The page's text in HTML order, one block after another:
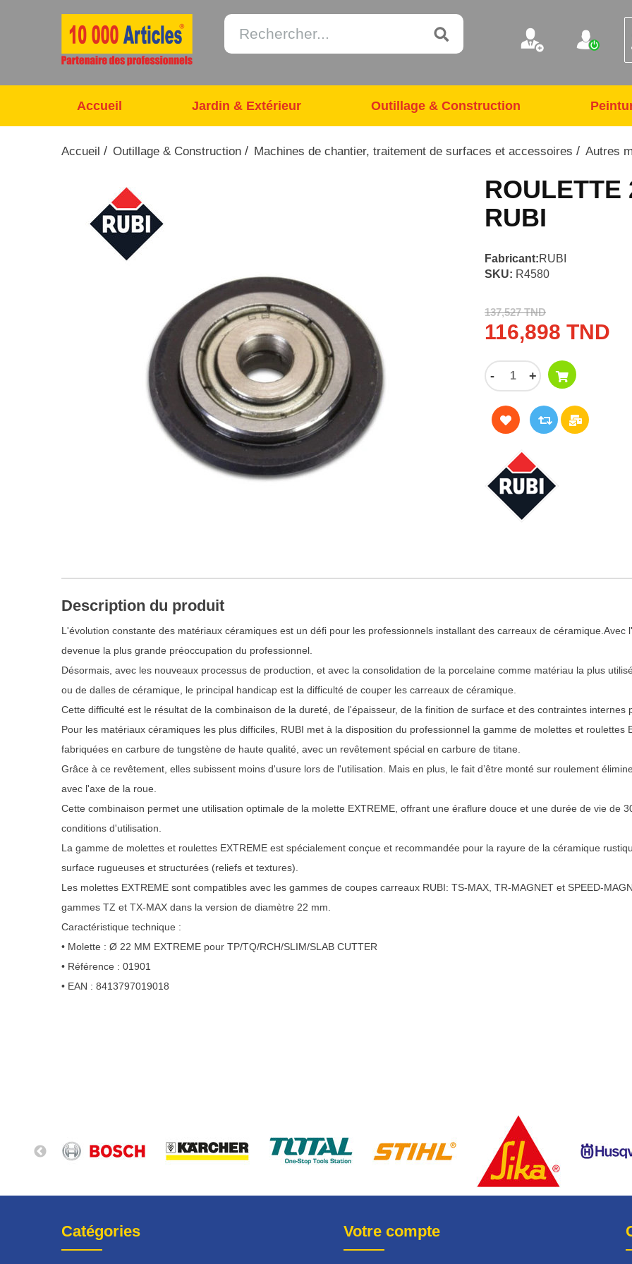
Accueil Jardin & Extérieur Outillage & Construction
Accueil / Outillage & Construction / Machines de chantier, traitement de surfaces et accessoires / Autres
ROULETTE
RUBI
Fabricant:RUBI
SKU: R4580
137,527 TND
116,898 TND
- +
Description du produit
L'évolution constante des matériaux céramiques est un défi pour les professionnels installant des carreaux de
devenue la plus grande préoccupation du professionnel.
Désormais, avec les nouveaux processus de production, et avec la consolidation de la porcelaine comme matériau la plus
ou de dalles de céramique, le principal handicap est la difficulté de couper les carreaux de céramique.
Cette difficulté est le résultat de la combinaison de la dureté, de l'épaisseur, de la finition de surface et des contraintes internes
Pour les matériaux céramiques les plus difficiles, RUBI met à la disposition du professionnel la gamme de molettes et roulettes
fabriquées en carbure de tungstène de haute qualité, avec un revêtement spécial en carbure de titane.
Grâce à ce revêtement, elles subissent moins d'usure lors de l'utilisation. Mais en plus, le fait d’être monté sur roulement
avec l'axe de la roue.
Cette combinaison permet une utilisation optimale de la molette EXTREME, offrant une éraflure douce et une durée de vie de
conditions d'utilisation.
La gamme de molettes et roulettes EXTREME est spécialement conçue et recommandée pour la rayure de la céramique
surface rugueuses et structurées (reliefs et textures).
Les molettes EXTREME sont compatibles avec les gammes de coupes carreaux RUBI: TS-MAX, TR-MAGNET et SPEED-
gammes TZ et TX-MAX dans la version de diamètre 22 mm.
Caractéristique technique :
• Molette : Ø 22 MM EXTREME pour TP/TQ/RCH/SLIM/SLAB CUTTER
• Référence : 01901
• EAN : 8413797019018
Catégories Votre compte